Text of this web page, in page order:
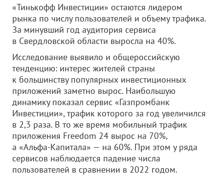
«Тинькофф Инвестиции» остаются лидером
рынка по числу пользователей и объему трафика.
За минувший год аудитория сервиса
в Свердловской области выросла на 40%.
Исследование выявило и общероссийскую
тенденцию: интерес жителей страны
к большинству популярных инвестиционных
приложений заметно вырос. Наибольшую
динамику показал сервис «Газпромбанк
Инвестиции», трафик которого за год увеличился
в 2,3 раза. В то же время мобильный трафик
приложения Freedom 24 вырос на 70%,
а «Альфа-Капитала» — на 60%. При этом у ряда
сервисов наблюдается падение числа
пользователей в сравнении в 2022 годом.